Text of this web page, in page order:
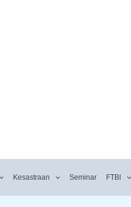
Kesastraan Seminar FTBI